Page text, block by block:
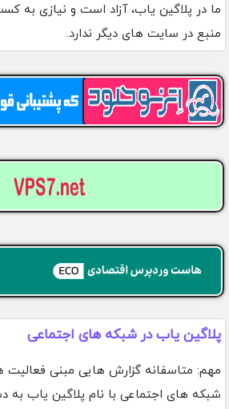
ما در پلاگین یاب، آزاد است و نیازی به
منبع در سایت های دیگر ندارد.
پلاگین یاب در شبکه های اجتماعی
مهم: متاسفانه گزارش هایی مبنی فعالیت
شبکه های اجتماعی با نام پلاگین یاب